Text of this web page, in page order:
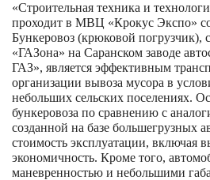
«Строительная техника и
проходит в МВЦ «Крокус Экспо»
Бункеровоз (крюковой погрузчик),
«ГАЗона» на Саранском заводе
ГАЗ», является эффективным
организации вывоза мусора в
небольших сельских поселениях.
бункеровоза по сравнению с
созданной на базе большегрузных
стоимость эксплуатации, включая
экономичность. Кроме того,
маневренностью и небольшими